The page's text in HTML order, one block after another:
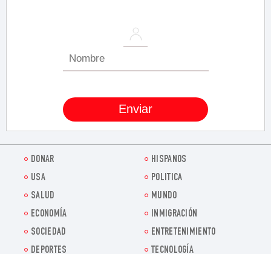
DONAR
HISPANOS
USA
POLITICA
SALUD
MUNDO
ECONOMÍA
INMIGRACIÓN
SOCIEDAD
ENTRETENIMIENTO
DEPORTES
TECNOLOGÍA